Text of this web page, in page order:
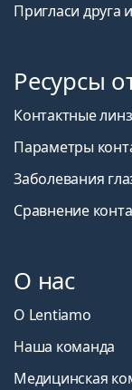
Пригласи друга
Ресурсы
Контактные
Параметры
Заболевания
Сравнение
О нас
О Lentiamo
Наша команда
Медицинская